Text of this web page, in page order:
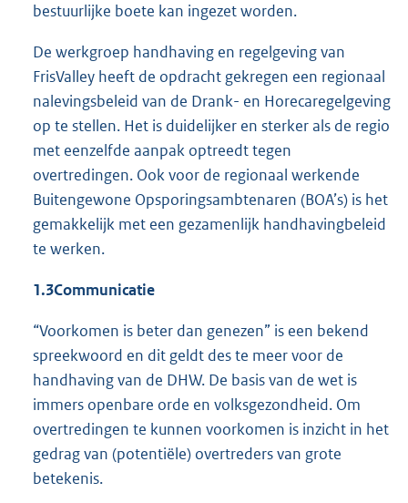
bestuurlijke boete kan ingezet worden.
De werkgroep handhaving en regelgeving van
FrisValley heeft de opdracht gekregen een regionaal
nalevingsbeleid van de Drank- en Horecaregelgeving
op te stellen. Het is duidelijker en sterker als de regio
met eenzelfde aanpak optreedt tegen
overtredingen. Ook voor de regionaal werkende
Buitengewone Opsporingsambtenaren (BOA’s) is het
gemakkelijk met een gezamenlijk handhavingbeleid
te werken.
1.3Communicatie
“Voorkomen is beter dan genezen” is een bekend
spreekwoord en dit geldt des te meer voor de
handhaving van de DHW. De basis van de wet is
immers openbare orde en volksgezondheid. Om
overtredingen te kunnen voorkomen is inzicht in het
gedrag van (potentiële) overtreders van grote
betekenis.